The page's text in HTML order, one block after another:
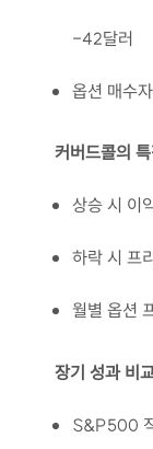
-42달러
옵션 매수
커버드콜의
상승 시 이
하락 시 프
월별 옵션
장기 성과 비
S&P500